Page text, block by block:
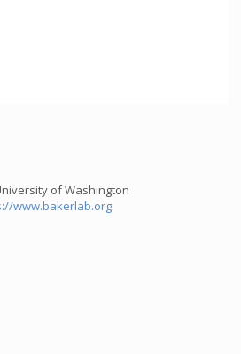
of Washington
www.bakerlab.org